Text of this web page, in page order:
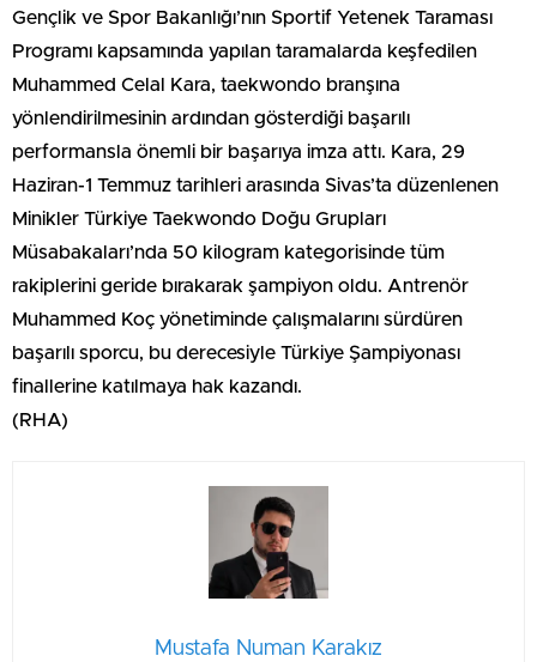
Gençlik ve Spor Bakanlığı’nın Sportif Yetenek Taraması
Programı kapsamında yapılan taramalarda keşfedilen
Muhammed Celal Kara, taekwondo branşına
yönlendirilmesinin ardından gösterdiği başarılı
performansla önemli bir başarıya imza attı. Kara, 29
Haziran-1 Temmuz tarihleri arasında Sivas’ta düzenlenen
Minikler Türkiye Taekwondo Doğu Grupları
Müsabakaları’nda 50 kilogram kategorisinde tüm
rakiplerini geride bırakarak şampiyon oldu. Antrenör
Muhammed Koç yönetiminde çalışmalarını sürdüren
başarılı sporcu, bu derecesiyle Türkiye Şampiyonası
finallerine katılmaya hak kazandı.
(RHA)
Mustafa Numan Karakız